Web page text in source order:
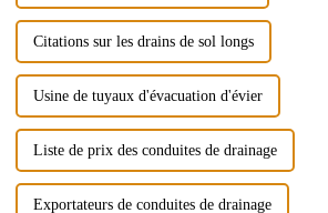
Citations sur les drains de sol longs
Usine de tuyaux d'évacuation d'évier
Liste de prix des conduites de drainage
Exportateurs de conduites de drainage